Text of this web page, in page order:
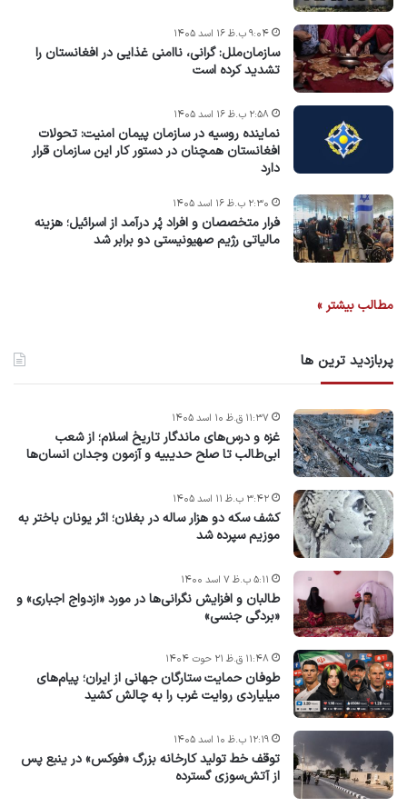
سازمان‌ملل: گرانی، ناامنی غذایی در افغانستان را
تشدید کرده است
۹:۰۴ ب.ظ ۱۶ اسد ۱۴۰۵
نماینده روسیه در سازمان پیمان امنیت: تحولات
افغانستان همچنان در دستور کار این سازمان قرار
دارد
۲:۵۸ ب.ظ ۱۶ اسد ۱۴۰۵
فرار متخصصان و افراد پُر درآمد از اسرائیل؛ هزینه
مالیاتی رژیم صهیونیستی دو برابر شد
۲:۳۰ ب.ظ ۱۶ اسد ۱۴۰۵
مطالب بیشتر »
پربازدید ترین ها
غزه و درس‌های ماندگار تاریخ اسلام؛ از شعب
ابی‌طالب تا صلح حدیبیه و آزمون وجدان انسان‌ها
۱۱:۳۷ ق.ظ ۱۰ اسد ۱۴۰۵
کشف سکه دو هزار ساله در بغلان؛ اثر یونان باختر به
موزیم سپرده شد
۳:۴۲ ب.ظ ۱۱ اسد ۱۴۰۵
طالبان و افزایش نگرانی‌ها در مورد «ازدواج اجباری» و
«بردگی جنسی»
۵:۱۱ ب.ظ ۷ اسد ۱۴۰۰
طوفان حمایت ستارگان جهانی از ایران؛ پیام‌های
میلیاردی روایت غرب را به چالش کشید
۱۱:۴۸ ق.ظ ۲۱ حوت ۱۴۰۴
توقف خط تولید کارخانه بزرگ «فوکس» در ینبع پس
از آتش‌سوزی گسترده
۱۲:۱۹ ب.ظ ۱۰ اسد ۱۴۰۵